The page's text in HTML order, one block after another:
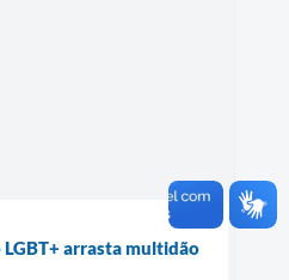
arrasta multidão